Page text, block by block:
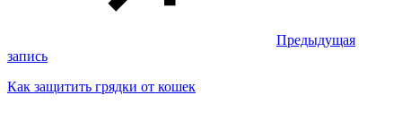
Предыдущая
запись
Как защитить грядки от кошек